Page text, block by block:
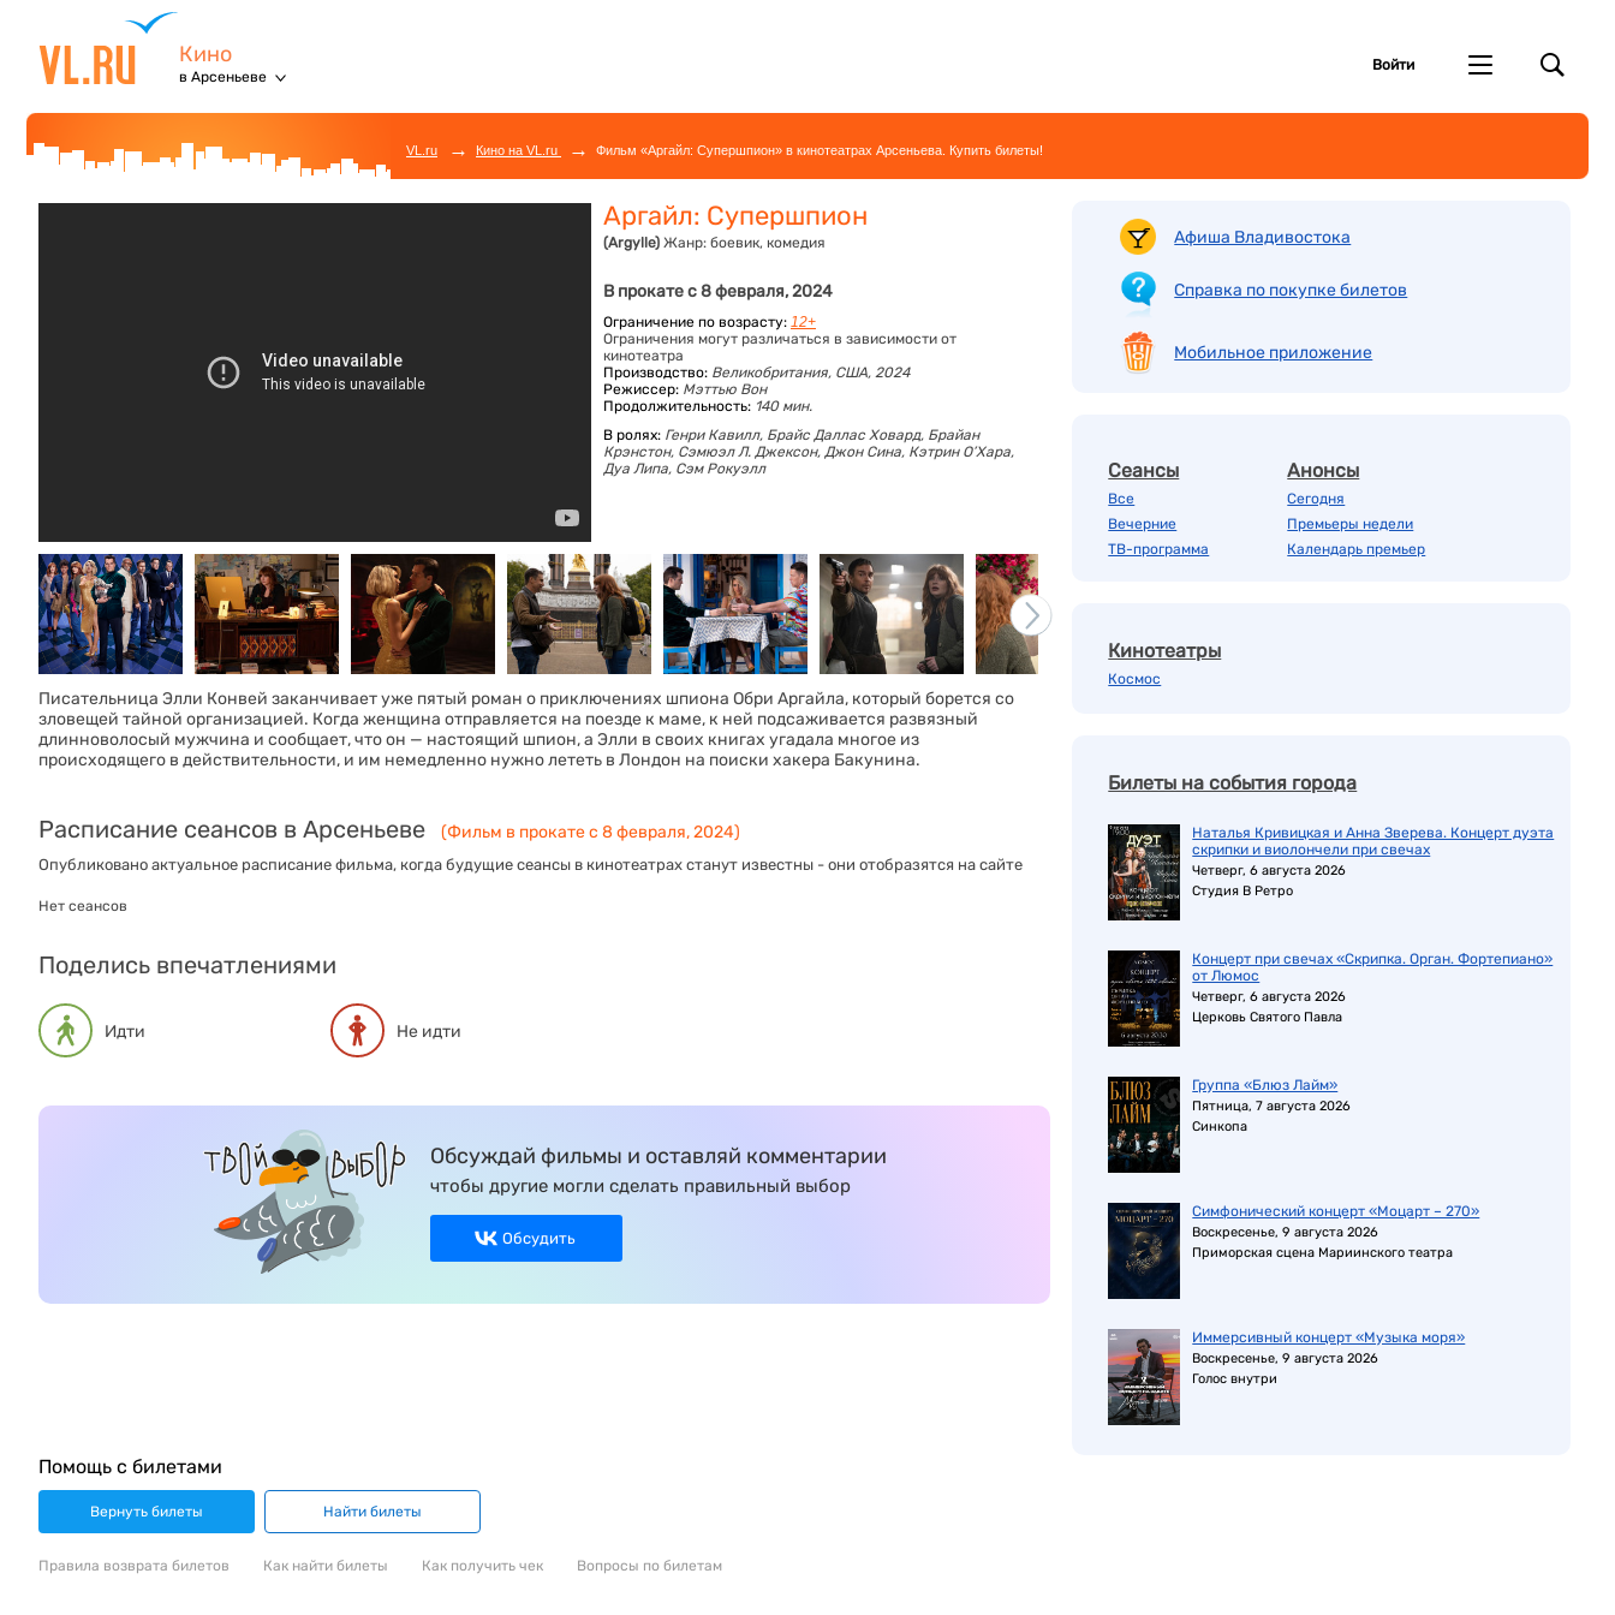
Кино
в Арсеньеве
Войти
VL.ru → Кино на VL.ru → Фильм «Аргайл: Супершпион» в кинотеатрах Арсеньева. Купить билеты!
Аргайл: Супершпион
(Argylle) Жанр: боевик, комедия
В прокате с 8 февраля, 2024
Ограничение по возрасту: 12+
Ограничения могут различаться в зависимости от
кинотеатра
Производство: Великобритания, США, 2024
Режиссер: Мэттью Вон
Продолжительность: 140 мин.
В ролях: Генри Кавилл, Брайс Даллас Ховард, Брайан
Крэнстон, Сэмюэл Л. Джексон, Джон Сина, Кэтрин О’Хара,
Дуа Липа, Сэм Рокуэлл
Писательница Элли Конвей заканчивает уже пятый роман о приключениях шпиона Обри Аргайла, который борется со
зловещей тайной организацией. Когда женщина отправляется на поезде к маме, к ней подсаживается развязный
длинноволосый мужчина и сообщает, что он — настоящий шпион, а Элли в своих книгах угадала многое из
происходящего в действительности, и им немедленно нужно лететь в Лондон на поиски хакера Бакунина.
Расписание сеансов в Арсеньеве (Фильм в прокате с 8 февраля, 2024)
Опубликовано актуальное расписание фильма, когда будущие сеансы в кинотеатрах станут известны - они отобразятся на сайте
Нет сеансов
Поделись впечатлениями
Идти Не идти
Обсуждай фильмы и оставляй комментарии
чтобы другие могли сделать правильный выбор
Обсудить
Афиша Владивостока
Справка по покупке билетов
Мобильное приложение
Сеансы
Все
Вечерние
ТВ-программа
Анонсы
Сегодня
Премьеры недели
Календарь премьер
Кинотеатры
Космос
Билеты на события города
Наталья Кривицкая и Анна Зверева. Концерт дуэта
скрипки и виолончели при свечах
Четверг, 6 августа 2026
Студия В Ретро
Концерт при свечах «Скрипка. Орган. Фортепиано»
от Люмос
Четверг, 6 августа 2026
Церковь Святого Павла
Группа «Блюз Лайм»
Пятница, 7 августа 2026
Синкопа
Симфонический концерт «Моцарт – 270»
Воскресенье, 9 августа 2026
Приморская сцена Мариинского театра
Иммерсивный концерт «Музыка моря»
Воскресенье, 9 августа 2026
Голос внутри
Помощь с билетами
Вернуть билеты Найти билеты
Правила возврата билетов Как найти билеты Как получить чек Вопросы по билетам